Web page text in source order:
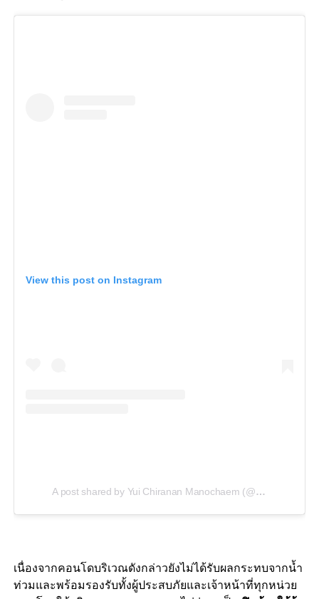
View this post on Instagram
A post shared by Yui Chiranan Manochaem (@yui_chiranan)
เนื่องจากคอนโดบริเวณดังกล่าวยังไม่ได้รับผลกระทบจากน้ำ
ท่วมและพร้อมรองรับทั้งผู้ประสบภัยและเจ้าหน้าที่ทุกหน่วย